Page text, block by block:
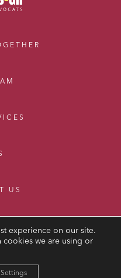
US
experience on our site.
cookies we are using or
Settings